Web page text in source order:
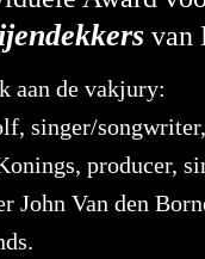
van
aan de vakjury:
singer/
producer,
John Van den